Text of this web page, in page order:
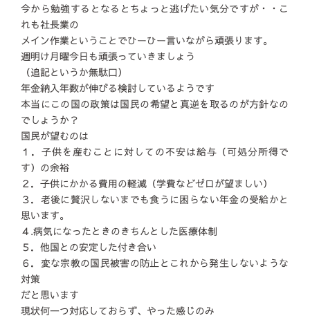
今から勉強するとなるとちょっと逃げたい気分ですが・・こ
れも社長業の
メイン作業ということでひーひー言いながら頑張ります。
週明け月曜今日も頑張っていきましょう
（追記というか無駄口）
年金納入年数が伸びる検討しているようです
本当にこの国の政策は国民の希望と真逆を取るのが方針なの
でしょうか？
国民が望むのは
１．子供を産むことに対しての不安は給与（可処分所得で
す）の余裕
２．子供にかかる費用の軽減（学費などゼロが望ましい）
３．老後に贅沢しないまでも食うに困らない年金の受給かと
思います。
４.病気になったときのきちんとした医療体制
５．他国との安定した付き合い
６．変な宗教の国民被害の防止とこれから発生しないような
対策
だと思います
現状何一つ対応しておらず、やった感じのみ